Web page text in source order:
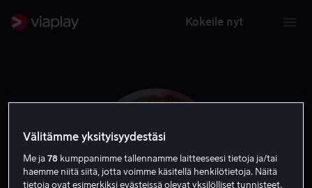
Kokeile nyt
Välitämme yksityisyydestäsi
Me ja78 kumppanimme tallennamme laitteeseesi tietoja ja/tai
haemme niitä siitä, jotta voimme käsitellä henkilötietoja. Näitä
tietoja ovat esimerkiksi evästeissä olevat yksilölliset tunnisteet.